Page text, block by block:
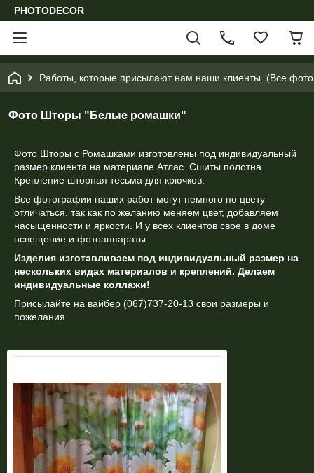
PHOTODECOR
Работы, которые присылают нам наши клиенты. (Все
Фото Шторы "Белые ромашки"
Фото Шторы с Ромашками изготовлены под индивидуальный
размер клиента на материале Атлас. Сшиты полотна.
Крепление шторная тесьма для крючков.
Все фотографии наших работ могут немного по цвету
отличаться, так как по желанию меняем цвет, добавляем
насыщенности и яркости. И у всех клиентов свое в доме
освещение и фотоаппараты.
Изделия изготавливаем под индивидуальный размер на
нескольких видах материалов и креплений. Делаем
индивидуальные коллажи!
Присылайте на вайбер (067)737-20-13 свои размеры и
пожелания.